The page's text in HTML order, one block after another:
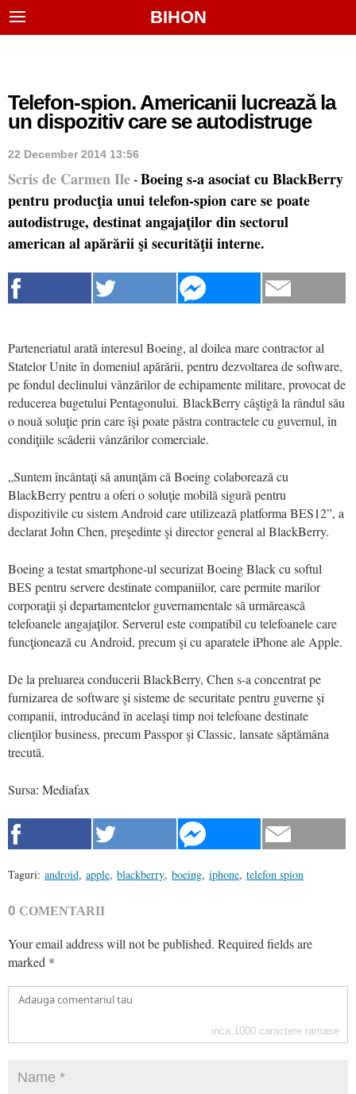
BIHON
Telefon-spion. Americanii lucrează la
un dispozitiv care se autodistruge
22 December 2014 13:56
Scris de Carmen Ile - Boeing s-a asociat cu BlackBerry
pentru producţia unui telefon-spion care se poate
autodistruge, destinat angajaţilor din sectorul
american al apărării şi securităţii interne.
Parteneriatul arată interesul Boeing, al doilea mare contractor al
Statelor Unite în domeniul apărării, pentru dezvoltarea de software,
pe fondul declinului vânzărilor de echipamente militare, provocat de
reducerea bugetului Pentagonului. BlackBerry câştigă la rândul său
o nouă soluţie prin care îşi poate păstra contractele cu guvernul, în
condiţiile scăderii vânzărilor comerciale.
„Suntem încântaţi să anunţăm că Boeing colaborează cu
BlackBerry pentru a oferi o soluţie mobilă sigură pentru
dispozitivile cu sistem Android care utilizează platforma BES12”, a
declarat John Chen, preşedinte şi director general al BlackBerry.
Boeing a testat smartphone-ul securizat Boeing Black cu softul
BES pentru servere destinate companiilor, care permite marilor
corporaţii şi departamentelor guvernamentale să urmărească
telefoanele angajaţilor. Serverul este compatibil cu telefoanele care
funcţionează cu Android, precum şi cu aparatele iPhone ale Apple.
De la preluarea conducerii BlackBerry, Chen s-a concentrat pe
furnizarea de software şi sisteme de securitate pentru guverne şi
companii, introducând în acelaşi timp noi telefoane destinate
clienţilor business, precum Passpor şi Classic, lansate săptămâna
trecută.
Sursa: Mediafax
Taguri: android, apple, blackberry, boeing, iphone, telefon spion
0 COMENTARII
Your email address will not be published. Required fields are
marked *
inca 1000 caractere ramase